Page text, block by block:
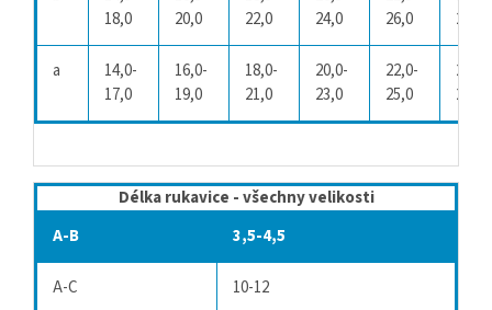
18,0
20,0
22,0
24,0
26,0
28,0
a
14,0-
17,0
16,0-
19,0
18,0-
21,0
20,0-
23,0
22,0-
25,0
24,0-
27,0
Délka rukavice - všechny velikosti
A-B
3,5-4,5
A-C 10-12